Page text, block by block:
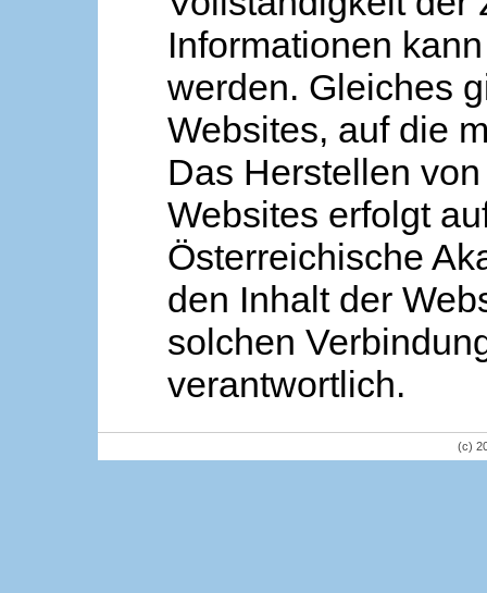
Informationen
werden. Gleiches
Websites, auf die
Das Herstellen
Websites erfolgt
Österreichische
den Inhalt der
solchen
verantwortlich.
(c)